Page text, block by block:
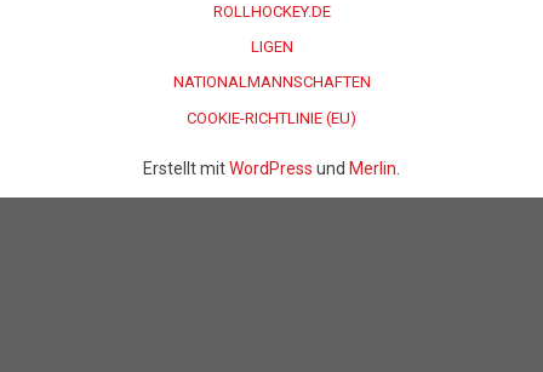
ROLLHOCKEY.DE
LIGEN
NATIONALMANNSCHAFTEN
COOKIE-RICHTLINIE (EU)
Erstellt mitWordPress und Merlin